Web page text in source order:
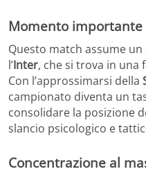
Momento importante
Questo match assume
l’Inter, che si trova in una
Con l’approssimarsi della
campionato diventa un
consolidare la posizione
slancio psicologico e
Concentrazione al